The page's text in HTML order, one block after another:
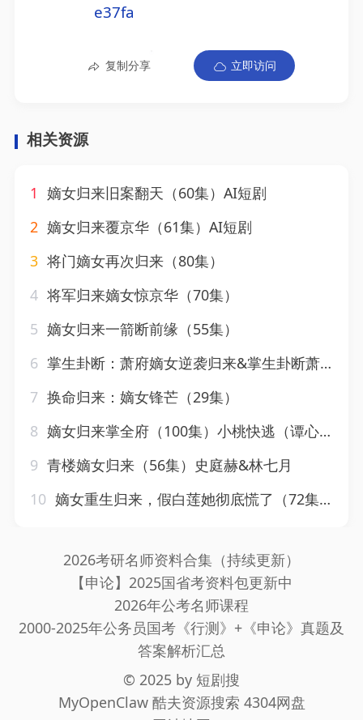
e37fa
复制分享 立即访问
相关资源
1 嫡女归来旧案翻天（60集）AI短剧
2 嫡女归来覆京华（61集）AI短剧
3 将门嫡女再次归来（80集）
4 将军归来嫡女惊京华（70集）
5 嫡女归来一箭断前缘（55集）
6 掌生卦断：萧府嫡女逆袭归来&掌生卦断萧府嫡女逆袭归来（49集）AI短剧
7 换命归来：嫡女锋芒（29集）
8 嫡女归来掌全府（100集）小桃快逃（谭心）&宣宣
9 青楼嫡女归来（56集）史庭赫&林七月
10 嫡女重生归来，假白莲她彻底慌了（72集）谢炎风&房蕾
2026考研名师资料合集（持续更新）
【申论】2025国省考资料包更新中
2026年公考名师课程
2000-2025年公务员国考《行测》+《申论》真题及
答案解析汇总
© 2025 by 短剧搜
MyOpenClaw酷夫资源搜索 4304网盘